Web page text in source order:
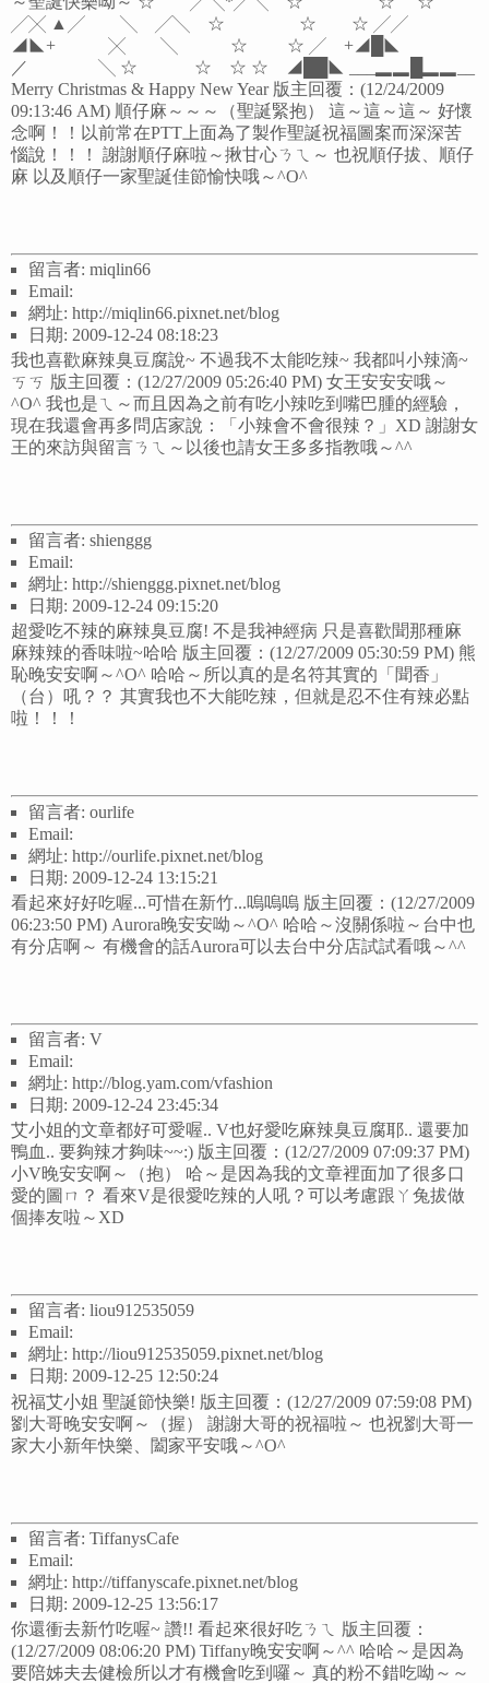
╱╳ ▲╱ ╲ ╱╲ ☆ ☆ ☆ ╱╱
◢◣+ ╳ ╲ ☆ ☆ ╱ +◢█◣
／ ╲ ☆ ☆ ☆ ☆ ◢██◣ ___▂▂█▂▂__
Merry Christmas & Happy New Year 版主回覆：(12/24/2009
09:13:46 AM) 順仔麻～～～（聖誕緊抱） 這～這～這～ 好懷
念啊！！以前常在PTT上面為了製作聖誕祝福圖案而深深苦
惱說！！！ 謝謝順仔麻啦～揪甘心ㄋㄟ～ 也祝順仔拔、順仔
麻 以及順仔一家聖誕佳節愉快哦～^O^
留言者: miqlin66
Email:
網址: http://miqlin66.pixnet.net/blog
日期: 2009-12-24 08:18:23
我也喜歡麻辣臭豆腐說~ 不過我不太能吃辣~ 我都叫小辣滴~
ㄎㄎ 版主回覆：(12/27/2009 05:26:40 PM) 女王安安安哦～
^O^ 我也是ㄟ～而且因為之前有吃小辣吃到嘴巴腫的經驗，
現在我還會再多問店家說：「小辣會不會很辣？」XD 謝謝女
王的來訪與留言ㄋㄟ～以後也請女王多多指教哦～^^
留言者: shienggg
Email:
網址: http://shienggg.pixnet.net/blog
日期: 2009-12-24 09:15:20
超愛吃不辣的麻辣臭豆腐! 不是我神經病 只是喜歡聞那種麻
麻辣辣的香味啦~哈哈 版主回覆：(12/27/2009 05:30:59 PM) 熊
恥晚安安啊～^O^ 哈哈～所以真的是名符其實的「聞香」
（台）吼？？ 其實我也不大能吃辣，但就是忍不住有辣必點
啦！！！
留言者: ourlife
Email:
網址: http://ourlife.pixnet.net/blog
日期: 2009-12-24 13:15:21
看起來好好吃喔...可惜在新竹...嗚嗚嗚 版主回覆：(12/27/2009
06:23:50 PM) Aurora晚安安呦～^O^ 哈哈～沒關係啦～台中也
有分店啊～ 有機會的話Aurora可以去台中分店試試看哦～^^
留言者: V
Email:
網址: http://blog.yam.com/vfashion
日期: 2009-12-24 23:45:34
艾小姐的文章都好可愛喔.. V也好愛吃麻辣臭豆腐耶.. 還要加
鴨血.. 要夠辣才夠味~~:) 版主回覆：(12/27/2009 07:09:37 PM)
小V晚安安啊～（抱） 哈～是因為我的文章裡面加了很多口
愛的圖ㄇ？ 看來V是很愛吃辣的人吼？可以考慮跟ㄚ兔拔做
個捧友啦～XD
留言者: liou912535059
Email:
網址: http://liou912535059.pixnet.net/blog
日期: 2009-12-25 12:50:24
祝福艾小姐 聖誕節快樂! 版主回覆：(12/27/2009 07:59:08 PM)
劉大哥晚安安啊～（握） 謝謝大哥的祝福啦～ 也祝劉大哥一
家大小新年快樂、闔家平安哦～^O^
留言者: TiffanysCafe
Email:
網址: http://tiffanyscafe.pixnet.net/blog
日期: 2009-12-25 13:56:17
你還衝去新竹吃喔~ 讚!! 看起來很好吃ㄋㄟ 版主回覆：
(12/27/2009 08:06:20 PM) Tiffany晚安安啊～^^ 哈哈～是因為
要陪姊夫去健檢所以才有機會吃到囉～ 真的粉不錯吃呦～～